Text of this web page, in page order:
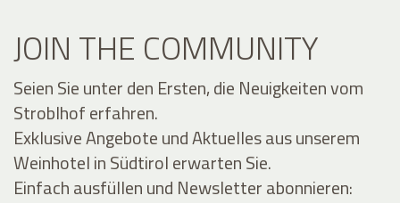
JOIN THE COMMUNITY
Seien Sie unter den Ersten, die Neuigkeiten vom
Stroblhof erfahren.
Exklusive Angebote und Aktuelles aus unserem
Weinhotel in Südtirol erwarten Sie.
Einfach ausfüllen und Newsletter abonnieren: